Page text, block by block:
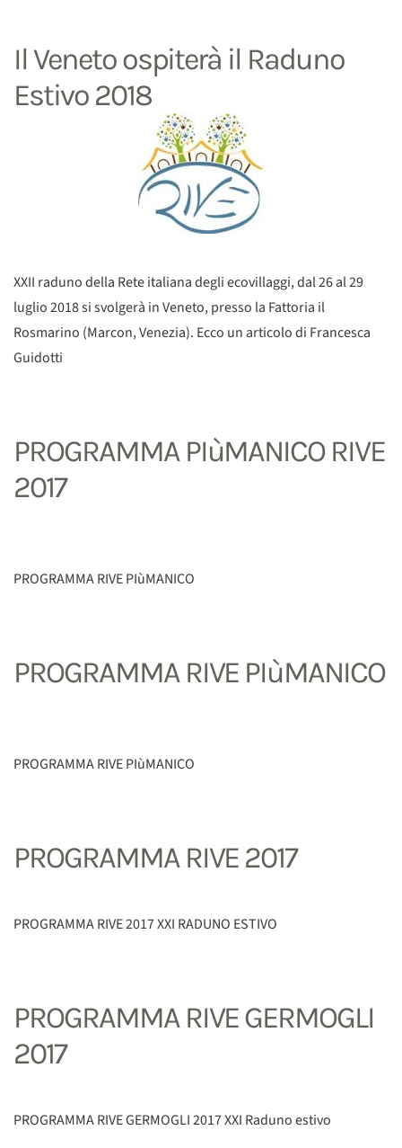
Il Veneto ospiterà il Raduno
Estivo 2018
XXII raduno della Rete italiana degli ecovillaggi, dal 26 al 29
luglio 2018 si svolgerà in Veneto, presso la Fattoria il
Rosmarino (Marcon, Venezia). Ecco un articolo di Francesca
Guidotti
PROGRAMMA PIùMANICO RIVE
2017
PROGRAMMA RIVE PIùMANICO
PROGRAMMA RIVE PIùMANICO
PROGRAMMA RIVE PIùMANICO
PROGRAMMA RIVE 2017
PROGRAMMA RIVE 2017 XXI RADUNO ESTIVO
PROGRAMMA RIVE GERMOGLI
2017
PROGRAMMA RIVE GERMOGLI 2017 XXI Raduno estivo